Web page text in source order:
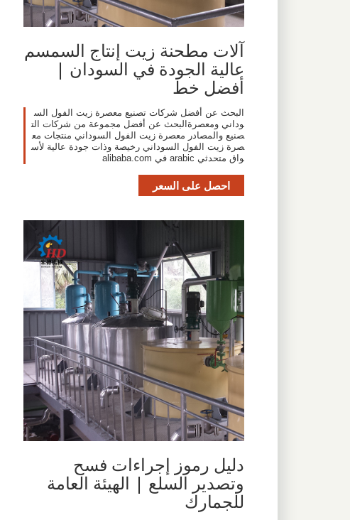
آلات مطحنة زيت إنتاج السمسم
عالية الجودة في السودان |
أفضل خط
البحث عن أفضل شركات تصنيع معصرة زيت الفول الس
وداني ومعصرةالبحث عن أفضل مجموعة من شركات الت
صنيع والمصادر معصرة زيت الفول السوداني منتجات مع
صرة زيت الفول السوداني رخيصة وذات جودة عالية لأس
واق متحدثي arabic في alibaba.com
احصل على السعر
دليل رموز إجراءات فسح
وتصدير السلع | الهيئة العامة
للجمارك